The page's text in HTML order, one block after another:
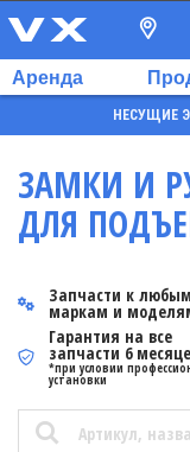
Аренда
НЕСУЩИЕ
ЗАМКИ И
ДЛЯ
Запчасти к любым
маркам и
Гарантия на все
запчасти 6
*при условии
установки